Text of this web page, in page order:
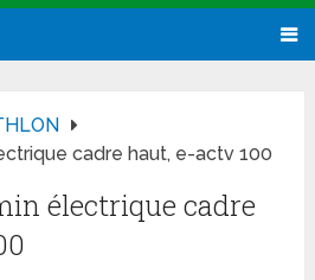
cadre haut, e-actv 100
électrique cadre